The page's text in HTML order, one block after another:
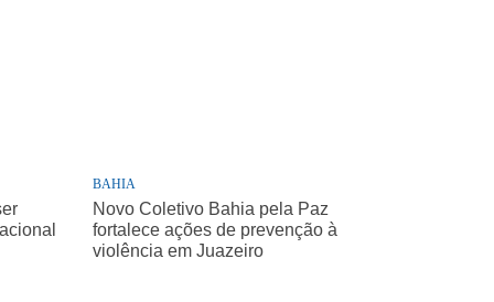
BAHIA
Novo Coletivo Bahia pela Paz
fortalece ações de prevenção à
violência em Juazeiro